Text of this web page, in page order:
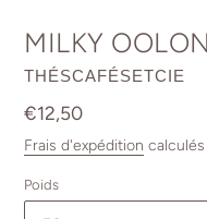
MILKY
DISTRIBUTEUR
THÉSCAFÉSETCIE
Prix
normal
€12,50
Frais d'expédition
Poids